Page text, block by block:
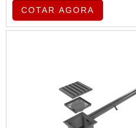
COTAR AGORA